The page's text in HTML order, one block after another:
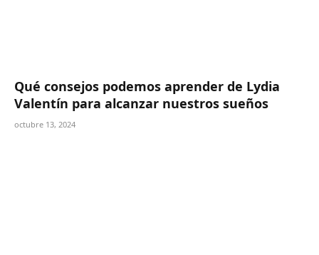
Qué consejos podemos aprender de Lydia
Valentín para alcanzar nuestros sueños
octubre 13, 2024